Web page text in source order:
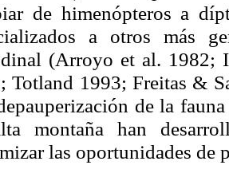
de himenópteros a
a otros más
(Arroyo et al. 1982;
Totland 1993; Freitas &
de la
montaña han
las oportunidades de